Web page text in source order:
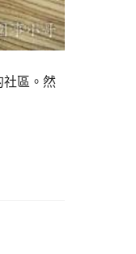
社區。然